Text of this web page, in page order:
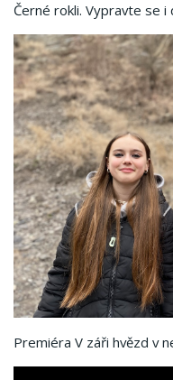
Černé rokli. Vypravte se
Premiéra V záři hvězd v